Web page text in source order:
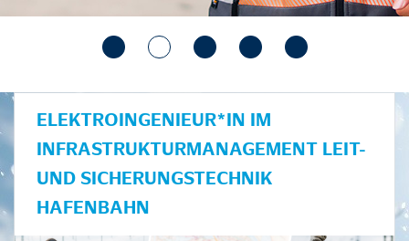
ELEKTROINGENIEUR*IN IM
INFRASTRUKTURMANAGEMENT LEIT-
UND SICHERUNGSTECHNIK
HAFENBAHN